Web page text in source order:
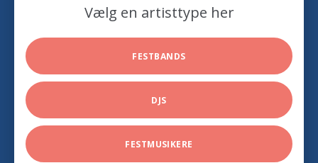
Vælg en artisttype her
FESTBANDS
DJS
FESTMUSIKERE